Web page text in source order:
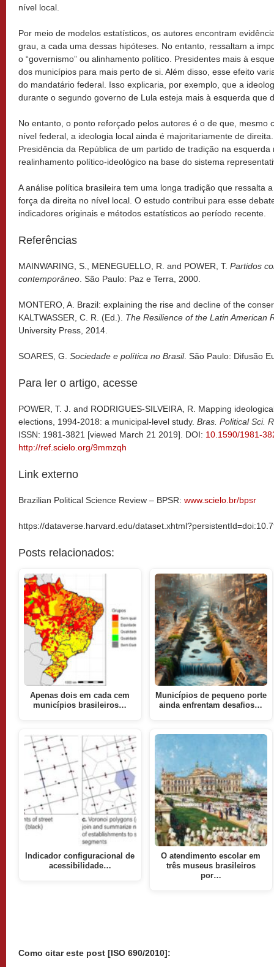
nível local.
Por meio de modelos estatísticos, os autores encontram
grau, a cada uma dessas hipóteses. No entanto, ressaltam a
o “governismo” ou alinhamento político. Presidentes mais à
dos municípios para mais perto de si. Além disso, esse efeito
do mandatário federal. Isso explicaria, por exemplo, que a
durante o segundo governo de Lula esteja mais à esquerda que
No entanto, o ponto reforçado pelos autores é o de que, mesmo
nível federal, a ideologia local ainda é majoritariamente de
Presidência da República de um partido de tradição na
realinhamento político-ideológico na base do sistema
A análise política brasileira tem uma longa tradição que ressalta
força da direita no nível local. O estudo contribui para esse
indicadores originais e métodos estatísticos ao período recente.
Referências
MAINWARING, S., MENEGUELLO, R. and POWER, T. Partidos
contemporâneo . São Paulo: Paz e Terra, 2000.
MONTERO, A. Brazil: explaining the rise and decline of the
KALTWASSER, C. R. (Ed.). The Resilience of the Latin American
University Press, 2014.
SOARES, G. Sociedade e política no Brasil. São Paulo: Difusão
Para ler o artigo, acesse
POWER, T. J. and RODRIGUES-SILVEIRA, R. Mapping
elections, 1994-2018: a municipal-level study. Bras. Political Sci.
ISSN: 1981-3821 [viewed March 21 2019]. DOI: 10.1590/1981-
http://ref.scielo.org/9mmzqh
Link externo
Brazilian Political Science Review – BPSR: www.scielo.br/bpsr
https://dataverse.harvard.edu/
Posts relacionados:
Apenas dois em cada cem
municípios brasileiros…
Indicador configuracional de
acessibilidade…
Municípios de pequeno porte
ainda enfrentam desafios…
O atendimento escolar em
três museus brasileiros
por…
Como citar este post [ISO 690/2010]: